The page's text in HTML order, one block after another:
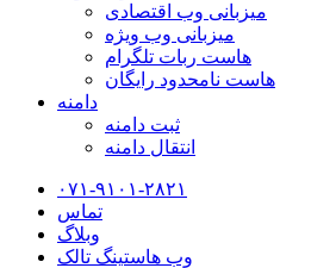
میزبانی وب اقتصادی
میزبانی وب ویژه
هاست ربات تلگرام
هاست نامحدود رایگان
دامنه
ثبت دامنه
انتقال دامنه
۰۷۱-۹۱۰۱-۲۸۲۱
تماس
وبلاگ
وب هاستینگ تالک